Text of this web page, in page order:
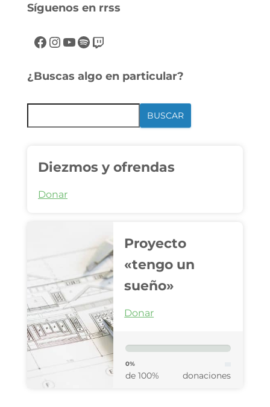
Síguenos en rrss
¿Buscas algo en particular?
BUSCAR
Diezmos y ofrendas
Donar
Proyecto
«tengo un
sueño»
Donar
0%
de 100% donaciones